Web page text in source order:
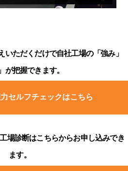
いただくだけで自社工場の「強み」
が把握できます。
セルフチェックはこちら
場診断はこちらからお申し込みでき
ます。